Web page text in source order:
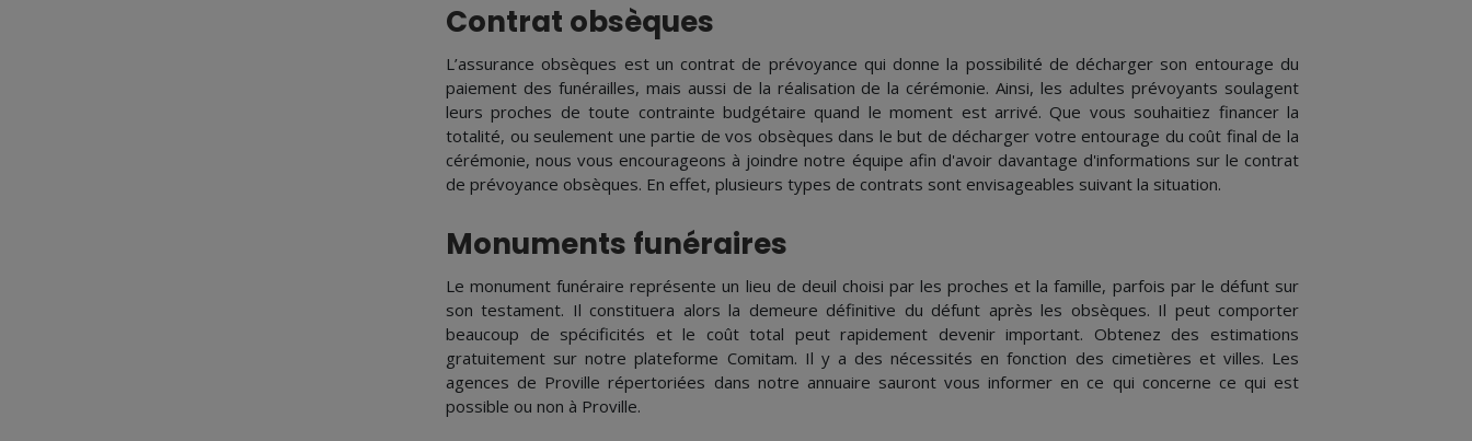
Contrat obsèques
L’assurance obsèques est un contrat de prévoyance qui donne la possibilité de décharger son entourage du
paiement des funérailles, mais aussi de la réalisation de la cérémonie. Ainsi, les adultes prévoyants soulagent
leurs proches de toute contrainte budgétaire quand le moment est arrivé. Que vous souhaitiez financer la
totalité, ou seulement une partie de vos obsèques dans le but de décharger votre entourage du coût final de la
cérémonie, nous vous encourageons à joindre notre équipe afin d'avoir davantage d'informations sur le contrat
de prévoyance obsèques. En effet, plusieurs types de contrats sont envisageables suivant la situation.
Monuments funéraires
Le monument funéraire représente un lieu de deuil choisi par les proches et la famille, parfois par le défunt sur
son testament. Il constituera alors la demeure définitive du défunt après les obsèques. Il peut comporter
beaucoup de spécificités et le coût total peut rapidement devenir important. Obtenez des estimations
gratuitement sur notre plateforme Comitam. Il y a des nécessités en fonction des cimetières et villes. Les
agences de Proville répertoriées dans notre annuaire sauront vous informer en ce qui concerne ce qui est
possible ou non à Proville.